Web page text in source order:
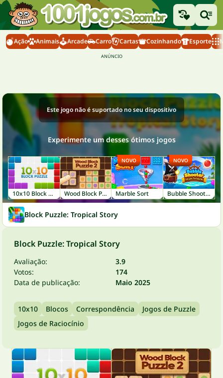
Ação Animais Arcade Carro Cartas Cozinhando Esporte
Este jogo não é suportado no seu dispositivo
Experimente um desses ótimos jogos
10x10 Block Puzzle Wood Block Puzzle 2 Marble Sort
NOVO
Bubble Shooter: Pirate Treasures
NOVO
Block Puzzle: Tropical Story
Block Puzzle: Tropical Story
Avaliação:
3.9
Votos:
174
Data de publicação:
Maio 2025
10x10 Blocos Correspondência
Jogos de Puzzle
Jogos de Raciocínio